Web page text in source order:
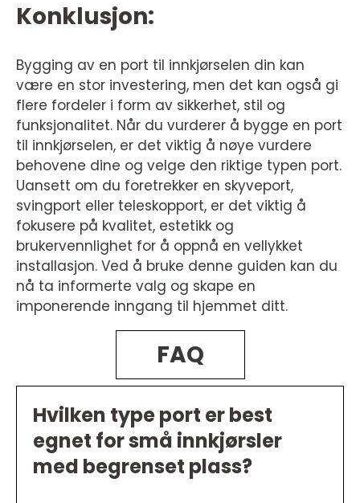
Konklusjon:
Bygging av en port til innkjørselen din kan
være en stor investering, men det kan også gi
flere fordeler i form av sikkerhet, stil og
funksjonalitet. Når du vurderer å bygge en port
til innkjørselen, er det viktig å nøye vurdere
behovene dine og velge den riktige typen port.
Uansett om du foretrekker en skyveport,
svingport eller teleskopport, er det viktig å
fokusere på kvalitet, estetikk og
brukervennlighet for å oppnå en vellykket
installasjon. Ved å bruke denne guiden kan du
nå ta informerte valg og skape en
imponerende inngang til hjemmet ditt.
FAQ
Hvilken type port er best
egnet for små innkjørsler
med begrenset plass?